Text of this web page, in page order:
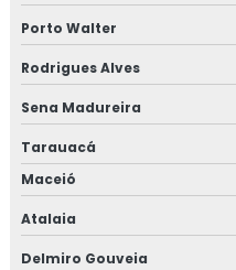
Porto Walter
Rodrigues Alves
Sena Madureira
Tarauacá
Maceió
Atalaia
Delmiro Gouveia